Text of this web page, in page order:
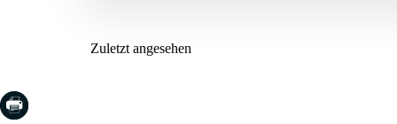
Zuletzt angesehen